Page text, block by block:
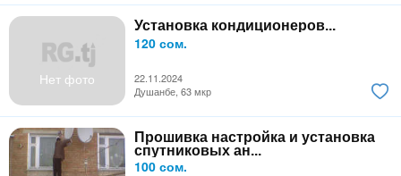
Нет фото
Установка кондиционеров...
120 сом.
22.11.2024
Душанбе, 63 мкр
Прошивка настройка и установка
спутниковых ан...
100 сом.